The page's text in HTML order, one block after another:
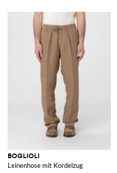
BOGLIOLI
Leinenhose mit Kordelzug